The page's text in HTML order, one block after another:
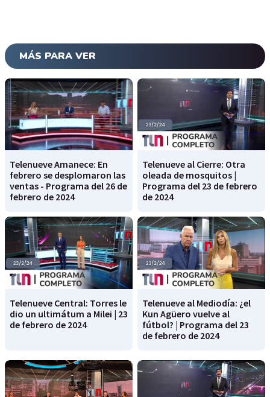
MÁS PARA VER
Telenueve Amanece: En
febrero se desplomaron las
ventas - Programa del 26 de
febrero de 2024
Telenueve al Cierre: Otra
oleada de mosquitos |
Programa del 23 de febrero
de 2024
Telenueve Central: Torres le
dio un ultimátum a Milei | 23
de febrero de 2024
Telenueve al Mediodía: ¿el
Kun Agüero vuelve al
fútbol? | Programa del 23
de febrero de 2024